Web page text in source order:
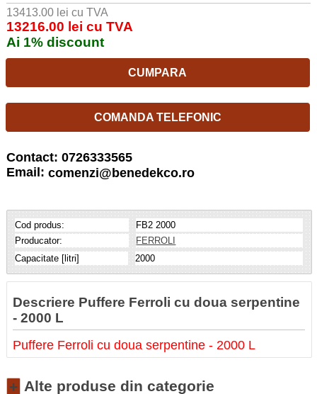
13413.00 lei cu TVA
13216.00 lei cu TVA
Ai 1% discount
CUMPARA
COMANDA TELEFONIC
Contact: 0726333565
Email: comenzi@benedekco.ro
Cod produs:
FB2 2000
Producator:
FERROLI
Capacitate [litri]
2000
Descriere Puffere Ferroli cu doua serpentine
- 2000 L
Puffere Ferroli cu doua serpentine - 2000 L
+ Alte produse din categorie